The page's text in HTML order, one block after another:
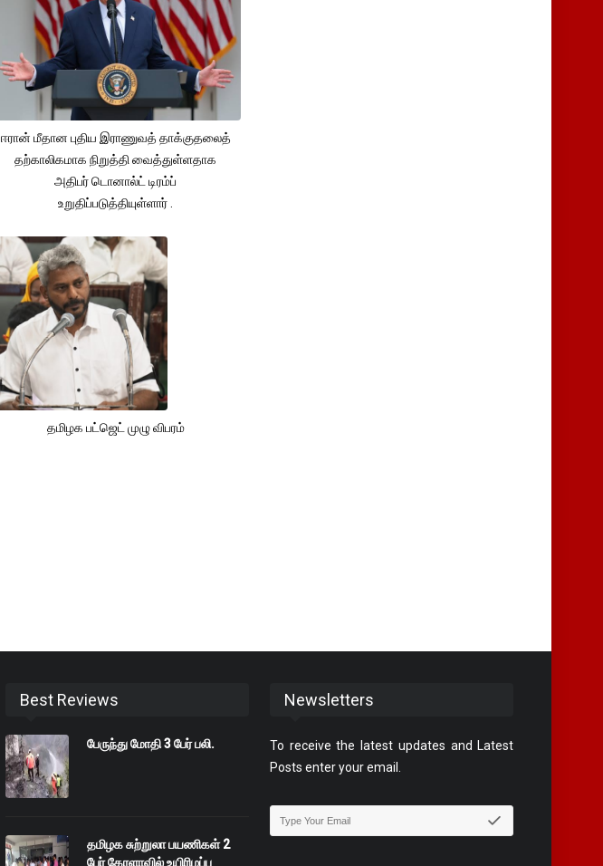
ஈரான் மீதான புதிய இராணுவத் தாக்குதலைத்
தற்காலிகமாக நிறுத்தி வைத்துள்ளதாக
அதிபர் டொனால்ட் டிரம்ப்
உறுதிப்படுத்தியுள்ளார் .
தமிழக பட்ஜெட் முழு விபரம்
Best Reviews
பேருந்து மோதி 3 பேர் பலி.
தமிழக சுற்றுலா பயணிகள் 2
பேர் கேரளாவில் உயிரிழப்பு
Newsletters
To receive the latest updates and Latest
Posts enter your email.